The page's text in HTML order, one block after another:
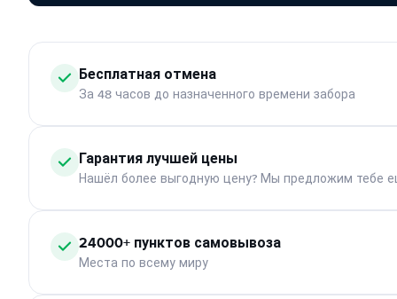
Бесплатная отмена
За 48 часов до назначенного времени забора
Гарантия лучшей цены
Нашёл более выгодную цену? Мы предложим тебе
24000+ пунктов самовывоза
Места по всему миру